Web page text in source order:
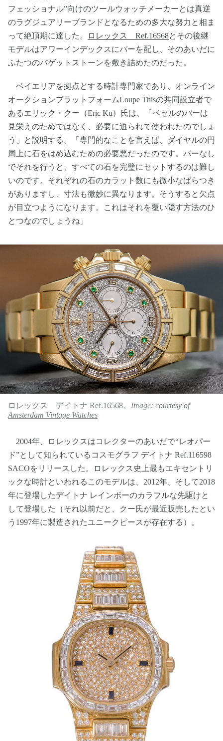
フェッショナル”向けのツールウォッチメーカーとは真逆
のラグジュアリーブランドとなるための多大な努力と相ま
って絶頂期に達した。
ロレックス Ref.16568とその後継
モデルはアワーインデックスにバーを配し、そのあいだに
ふたつのバゲットストーンを敷き詰めたのだった。
ベイエリアを拠点とする時計専門家であり、オンライン
オークションプラットフォームLoupe Thisの共同設立者で
あるエリック・クー（Eric Ku）氏は、「ベゼルのバーは
見栄えのためではなく、必要に迫られて使われたのでしょ
う」と説明する。「専門的なことを言えば、ダイヤルの円
周上に石をはめ込むための必要悪だったのです。バーなし
でそれを行うと、すべての石を完璧にセットするのは難し
いのです。それぞれの石のカラット数にも微小なばらつき
がありますし、寸法も微妙に異なります。そうすると欠点
が目立つようになります。これはそれを覆い隠す方法のひ
とつなのでしょうね」
ロレックス デイトナ Ref.16568。 Image: courtesy of
Amsterdam Vintage Watches
2004年、ロレックスはコレクターのあいだで“レオパー
ド”として知られているコスモグラフ デイトナ Ref.116598
SACOをリリースした。ロレックス史上最もエキセントリ
ックな時計といわれるこのモデルは、2012年、そして2018
年に登場したデイトナ レインボーのカラフルな先駆けと
して登場した（それ以前だと、クー氏が最近販売したとい
う1997年に製造されたユニークピースが存在する）。